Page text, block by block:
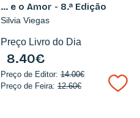
… e o Amor - 8.ª Edição
Silvia Viegas
Preço Livro do Dia
8.40€
Preço de Editor: 14.00€
Preço de Feira: 12.60€